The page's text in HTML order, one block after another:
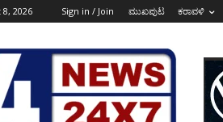
2026 Sign in / Join ಮುಖಪುಟ ಕರಾವಳಿ